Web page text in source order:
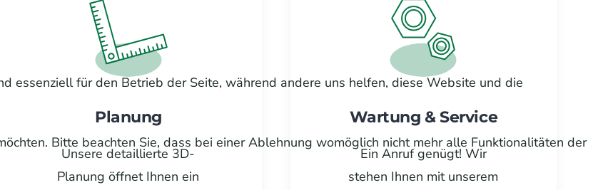
Planung
Unsere detaillierte 3D-
Planung öffnet Ihnen ein
Wartung & Service
Ein Anruf genügt! Wir
stehen Ihnen mit unserem
essenziell für den Betrieb der Seite, während andere uns helfen, diese Website und die
Bitte beachten Sie, dass bei einer Ablehnung womöglich nicht mehr alle Funktionalitäten der